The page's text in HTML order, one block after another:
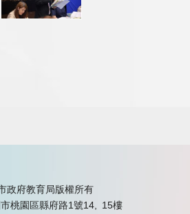
政府教育局版權所有
桃園區縣府路1號14, 15樓